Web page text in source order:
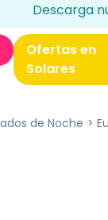
Descarga
Ofertas en
Solares
de Noche